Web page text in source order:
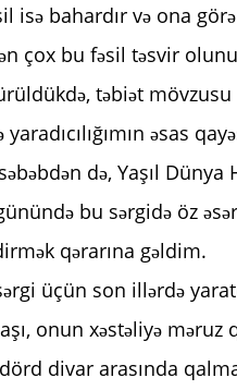
isə bahardır və ona
çox bu fəsil təsvir
təbiət
yaradıcılığımın əsas
də, Yaşıl Dünya
bu sərgidə öz
qərarına gəldim.
üçün son illərdə
onun xəstəliyə məruz
divar arasında